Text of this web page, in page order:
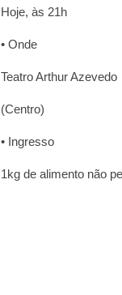
Hoje, às 21h
• Onde
Teatro Arthur Azevedo
(Centro)
• Ingresso
1kg de alimento não